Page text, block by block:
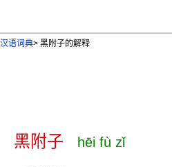
汉语词典> 黑附子的解释
黑附子 hēi fù zǐ